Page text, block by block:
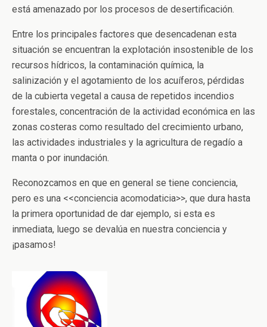
está amenazado por los procesos de desertificación.
Entre los principales factores que desencadenan esta
situación se encuentran la explotación insostenible de los
recursos hídricos, la contaminación química, la
salinización y el agotamiento de los acuíferos, pérdidas
de la cubierta vegetal a causa de repetidos incendios
forestales, concentración de la actividad económica en las
zonas costeras como resultado del crecimiento urbano,
las actividades industriales y la agricultura de regadío a
manta o por inundación.
Reconozcamos en que en general se tiene conciencia,
pero es una <<conciencia acomodaticia>>, que dura hasta
la primera oportunidad de dar ejemplo, si esta es
inmediata, luego se devalúa en nuestra conciencia y
¡pasamos!